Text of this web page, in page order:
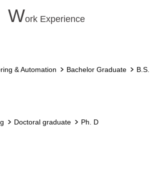
Work Experience
& Automation Bachelor Graduate B.S.
Doctoral graduate Ph. D